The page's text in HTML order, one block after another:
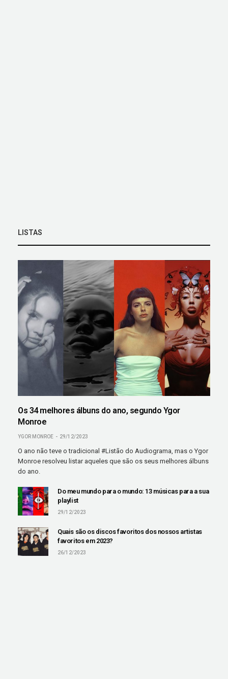
LISTAS
Os 34 melhores álbuns do ano, segundo Ygor
Monroe
YGOR MONROE 29/12/2023
O ano não teve o tradicional #Listão do Audiograma, mas o Ygor
Monroe resolveu listar aqueles que são os seus melhores álbuns
do ano.
Do meu mundo para o mundo: 13 músicas para a sua
playlist
29/12/2023
Quais são os discos favoritos dos nossos artistas
favoritos em 2023?
26/12/2023